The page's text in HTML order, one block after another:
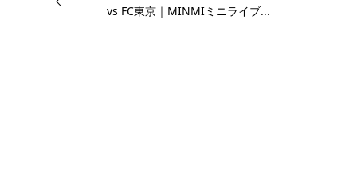
vs FC東京｜MINMIミニライブ...